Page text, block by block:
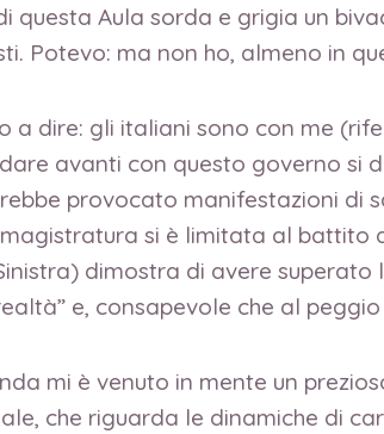
questa Aula sorda e grigia un
Potevo: ma non ho, almeno in
a dire: gli italiani sono con me
avanti con questo governo si
provocato manifestazioni
si è limitata al battito
dimostra di avere
e, consapevole che al
mi è venuto in mente un
che riguarda le dinamiche di